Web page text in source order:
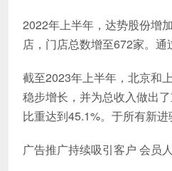
2022年上半年，达势股份增
店，门店总数增至672家。通
截至2023年上半年，北京和
稳步增长，并为总收入做出
比重达到45.1%。于所有新
广告推广持续吸引客户 会员